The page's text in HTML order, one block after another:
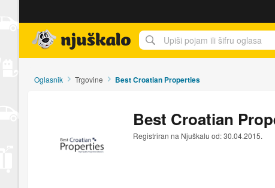
Oglasnik Trgovine Best Croatian Properties
Best Croatian
Registriran na Njuškalu od: 30.04.2015.